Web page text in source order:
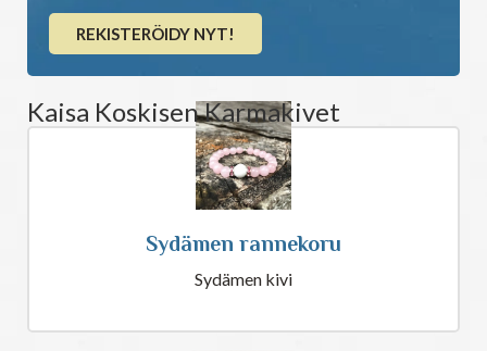
REKISTERÖIDY NYT!
Kaisa Koskisen Karmakivet
Sydämen rannekoru
Sydämen kivi